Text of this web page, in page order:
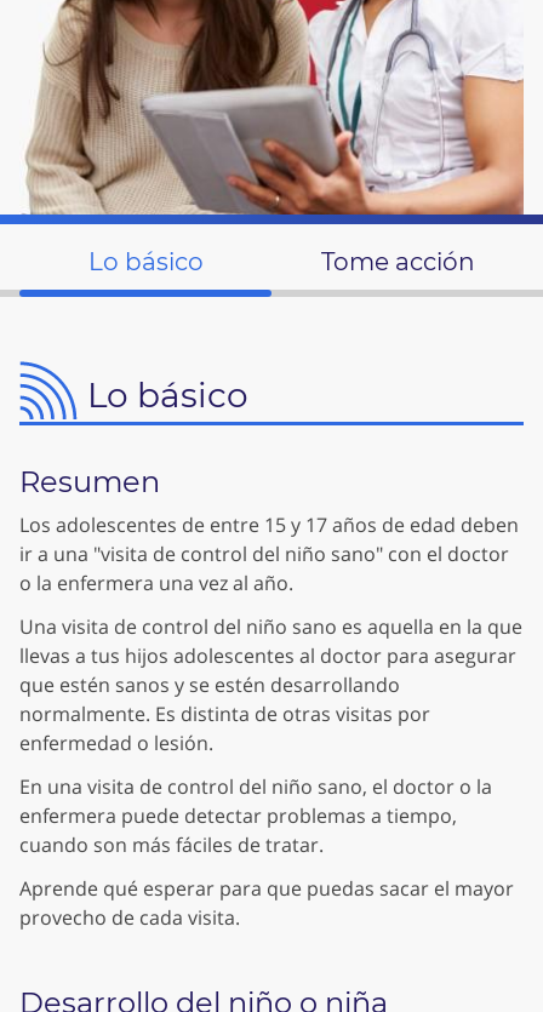
Lo básico Tome acción
Lo básico
Resumen
Los adolescentes de entre 15 y 17 años de edad deben
ir a una "visita de control del niño sano" con el doctor
o la enfermera una vez al año.
Una visita de control del niño sano es aquella en la que
llevas a tus hijos adolescentes al doctor para asegurar
que estén sanos y se estén desarrollando
normalmente. Es distinta de otras visitas por
enfermedad o lesión.
En una visita de control del niño sano, el doctor o la
enfermera puede detectar problemas a tiempo,
cuando son más fáciles de tratar.
Aprende qué esperar para que puedas sacar el mayor
provecho de cada visita.
Desarrollo del niño o niña